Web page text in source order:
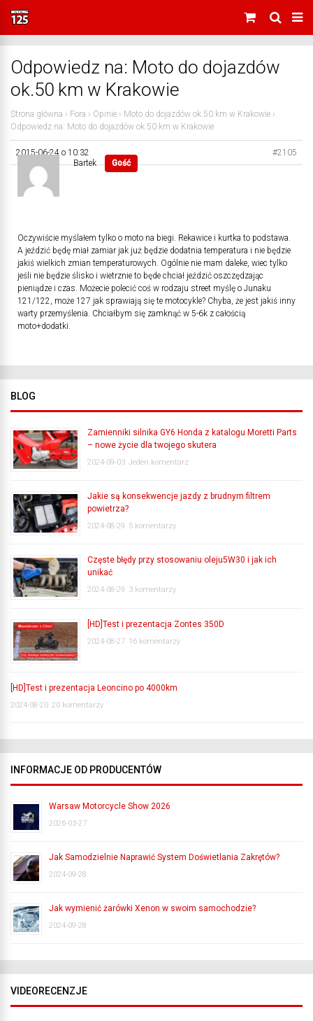
Odpowiedz na: Moto do dojazdów
ok.50 km w Krakowie
Strona główna › Fora › Opinie › Moto do dojazdów ok.50 km w Krakowie ›
Odpowiedz na: Moto do dojazdów ok.50 km w Krakowie
2015-06-24 o 10:32
#2105
Bartek
Gość
Oczywiście myślałem tylko o moto na biegi. Rekawice i kurtka to podstawa.
A jeździć będę miał zamiar jak już będzie dodatnia temperatura i nie będzie
jakiś wielkich zmian temperaturowych. Ogólnie nie mam daleke, wiec tylko
jeśli nie będzie ślisko i wietrznie to będe chciał jeździć oszczędzając
pieniądze i czas. Możecie polecić coś w rodzaju street myślę o Junaku
121/122, może 127 jak sprawiają się te motocykle? Chyba, że jest jakiś inny
warty przemyślenia. Chciałbym się zamknąć w 5-6k z całością
moto+dodatki.
BLOG
Zamienniki silnika GY6 Honda z katalogu Moretti Parts
– nowe życie dla twojego skutera
2024-09-03 Jeden komentarz
Jakie są konsekwencje jazdy z brudnym filtrem
powietrza?
2024-08-29 5 komentarzy
Częste błędy przy stosowaniu oleju5W30 i jak ich
unikać
2024-08-29 3 komentarzy
[HD]Test i prezentacja Zontes 350D
2024-08-27 16 komentarzy
[HD]Test i prezentacja Leoncino po 4000km
2024-08-20 20 komentarzy
INFORMACJE OD PRODUCENTÓW
Warsaw Motorcycle Show 2026
2026-03-27
Jak Samodzielnie Naprawić System Doświetlania Zakrętów?
2024-09-28
Jak wymienić żarówki Xenon w swoim samochodzie?
2024-09-28
VIDEORECENZJE